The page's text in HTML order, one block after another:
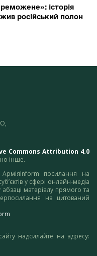
історія
російський полон
Commons Attribution 4.0
інше.
посилання на
у сфері онлайн-медіа
матеріалу прямого та
на цитований
надсилайте на адресу: